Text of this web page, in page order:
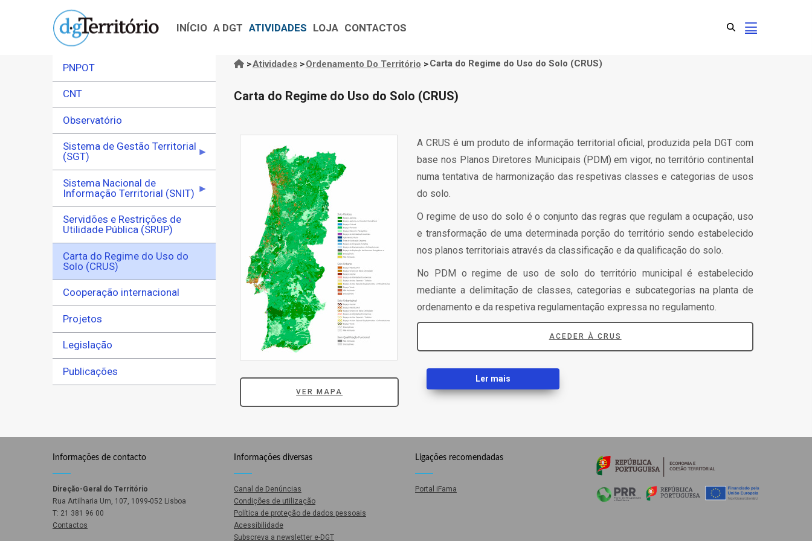
INÍCIO A DGT ATIVIDADES LOJA CONTACTOS
Navegação
estrutural
>Atividades>Ordenamento Do Território >Carta do Regime do Uso do Solo (CRUS)
Carta do Regime do Uso do Solo (CRUS)
VER MAPA
A CRUS é um produto de informação territorial oficial, produzida pela DGT com
base nos Planos Diretores Municipais (PDM) em vigor, no território continental
numa tentativa de harmonização das respetivas classes e categorias de usos
do solo.
O regime de uso do solo é o conjunto das regras que regulam a ocupação, uso
e transformação de uma determinada porção do território sendo estabelecido
nos planos territoriais através da classificação e da qualificação do solo.
No PDM o regime de uso de solo do território municipal é estabelecido
mediante a delimitação de classes, categorias e subcategorias na planta de
ordenamento e da respetiva regulamentação expressa no regulamento.
ACEDER À CRUS
Ler mais
PNPOT
CNT
Observatório
Sistema de Gestão Territorial
(SGT)
Sistema Nacional de
Informação Territorial (SNIT)
Servidões e Restrições de
Utilidade Pública (SRUP)
Carta do Regime do Uso do
Solo (CRUS)
Cooperação internacional
Projetos
Legislação
Publicações
Informações de contacto
Direção-Geral do Território
Rua Artilharia Um, 107, 1099-052 Lisboa
T: 21 381 96 00
Contactos
Informações diversas
Canal de Denúncias
Condições de utilização
Política de proteção de dados pessoais
Acessibilidade
Subscreva a newsletter e-DGT
Ligações recomendadas
Portal iFama